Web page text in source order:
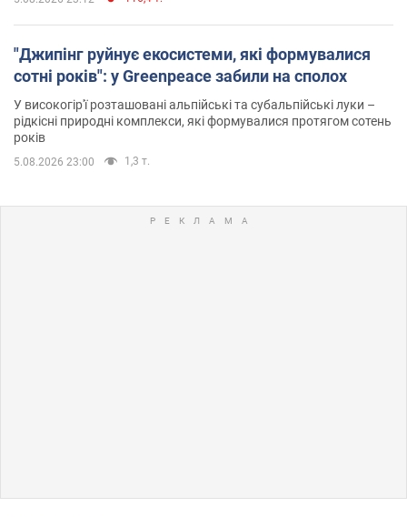
"Джипінг руйнує екосистеми, які формувалися
сотні років": у Greenpeace забили на сполох
У високогір'ї розташовані альпійські та субальпійські луки –
рідкісні природні комплекси, які формувалися протягом сотень
років
5.08.2026 23:00 1,3 т.